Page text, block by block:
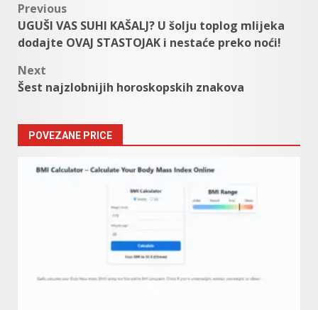
Post
navigation
Previous
UGUŠI VAS SUHI KAŠALJ? U šolju toplog mlijeka
dodajte OVAJ STASTOJAK i nestaće preko noći!
Next
Šest najzlobnijih horoskopskih znakova
POVEZANE PRICE